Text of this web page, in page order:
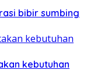
bibir sumbing
kebutuhan